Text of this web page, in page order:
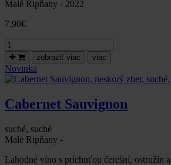
Malé Ripňany - 2022
7,90€
množstvo
Cabernet
Sauvignon,
neskorý
zber,
2022-
Ripňany
zobraziť viac viac
Novinka
Cabernet Sauvignon
suché, suché
Malé Ripňany -
Lahodné víno s príchuťou čerešní, ostružín